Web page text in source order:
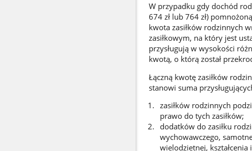
W przypadku gdy dochód
674 zł lub 764 zł)
kwota zasiłków rodzinnych
zasiłkowym, na który jest
przysługują w wysokości
kwotą, o którą został
Łączną kwotę zasiłków
stanowi suma
zasiłków rodzinnych
prawo do tych zasiłków;
dodatków do zasiłku
wychowawczego,
wielodzietnej,